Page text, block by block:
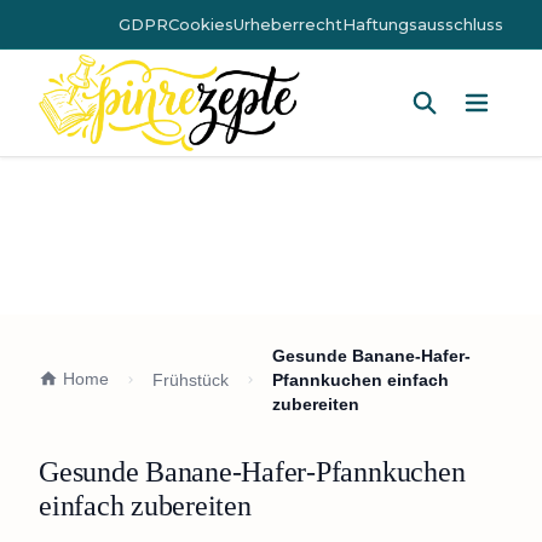
GDPRCookiesUrheberrechtHaftungsausschluss
Home Frühstück
Gesunde Banane-Hafer-
Pfannkuchen einfach
zubereiten
Gesunde Banane-Hafer-Pfannkuchen
einfach zubereiten